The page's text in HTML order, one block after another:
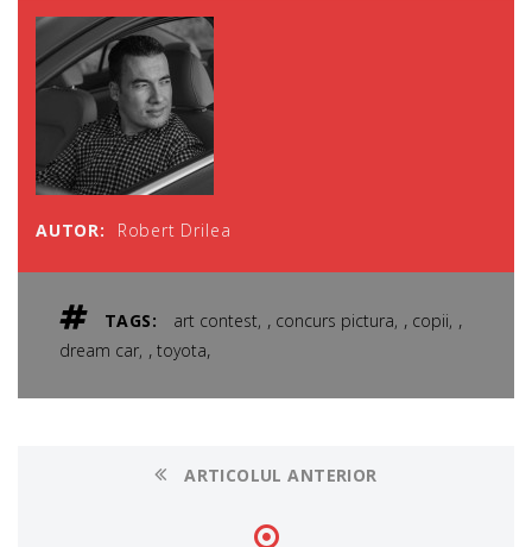
AUTOR: Robert Drilea
TAGS: art contest , concurs pictura , copii ,
dream car , toyota,
ARTICOLUL ANTERIOR